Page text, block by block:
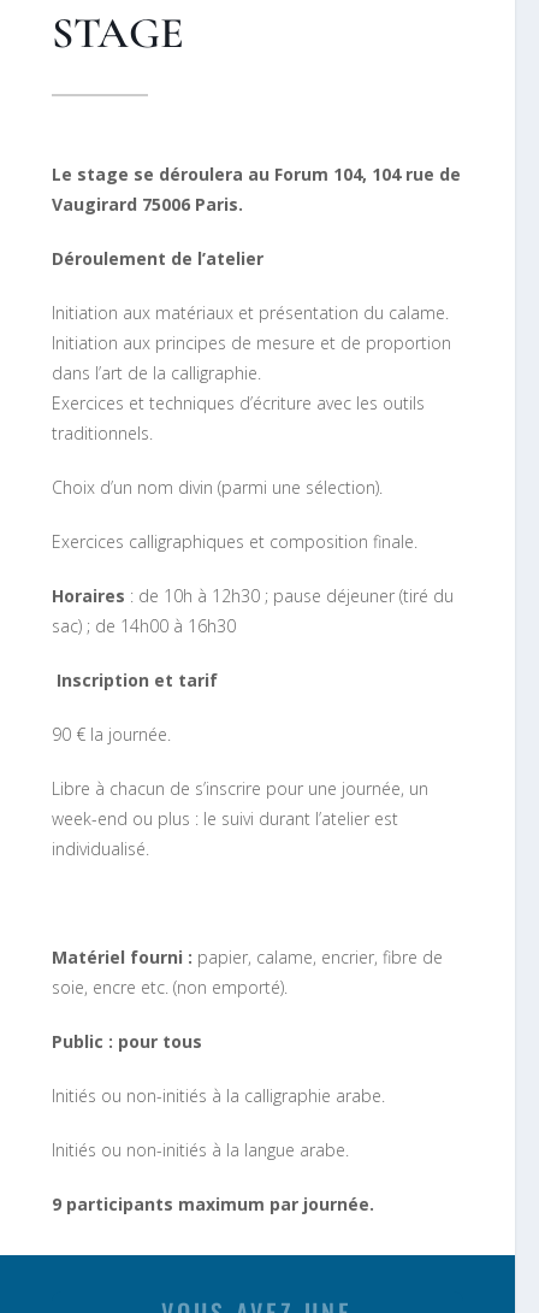
STAGE
Le stage se déroulera au Forum 104, 104 rue de
Vaugirard 75006 Paris.
Déroulement de l’atelier
Initiation aux matériaux et présentation du calame.
Initiation aux principes de mesure et de proportion
dans l’art de la calligraphie.
Exercices et techniques d’écriture avec les outils
traditionnels.
Choix d’un nom divin (parmi une sélection).
Exercices calligraphiques et composition finale.
Horaires : de 10h à 12h30 ; pause déjeuner (tiré du
sac) ; de 14h00 à 16h30
Inscription et tarif
90 € la journée.
Libre à chacun de s’inscrire pour une journée, un
week-end ou plus : le suivi durant l’atelier est
individualisé.
Matériel fourni : papier, calame, encrier, fibre de
soie, encre etc. (non emporté).
Public : pour tous
Initiés ou non-initiés à la calligraphie arabe.
Initiés ou non-initiés à la langue arabe.
9 participants maximum par journée.